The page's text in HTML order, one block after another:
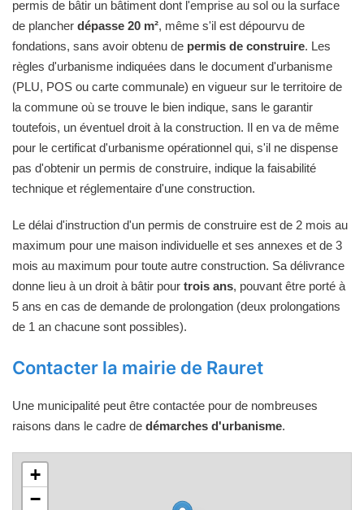
permis de bâtir un bâtiment dont l'emprise au sol ou la surface
de plancher dépasse 20 m², même s'il est dépourvu de
fondations, sans avoir obtenu de permis de construire. Les
règles d'urbanisme indiquées dans le document d'urbanisme
(PLU, POS ou carte communale) en vigueur sur le territoire de
la commune où se trouve le bien indique, sans le garantir
toutefois, un éventuel droit à la construction. Il en va de même
pour le certificat d'urbanisme opérationnel qui, s'il ne dispense
pas d'obtenir un permis de construire, indique la faisabilité
technique et réglementaire d'une construction.
Le délai d'instruction d'un permis de construire est de 2 mois au
maximum pour une maison individuelle et ses annexes et de 3
mois au maximum pour toute autre construction. Sa délivrance
donne lieu à un droit à bâtir pour trois ans, pouvant être porté à
5 ans en cas de demande de prolongation (deux prolongations
de 1 an chacune sont possibles).
Contacter la mairie de Rauret
Une municipalité peut être contactée pour de nombreuses
raisons dans le cadre de démarches d'urbanisme.
+
−